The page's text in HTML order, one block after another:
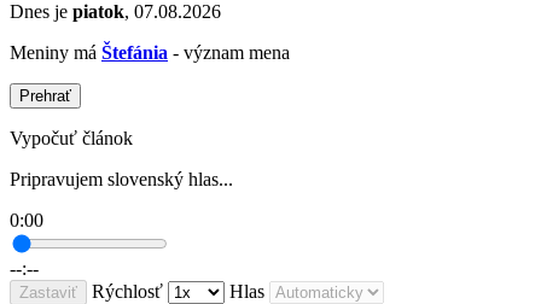
Dnes je piatok, 07.08.2026
Meniny má Štefánia - význam mena
Prehrať
Vypočuť článok
Pripravujem slovenský hlas...
0:00
--:--
Zastaviť Rýchlosť Hlas